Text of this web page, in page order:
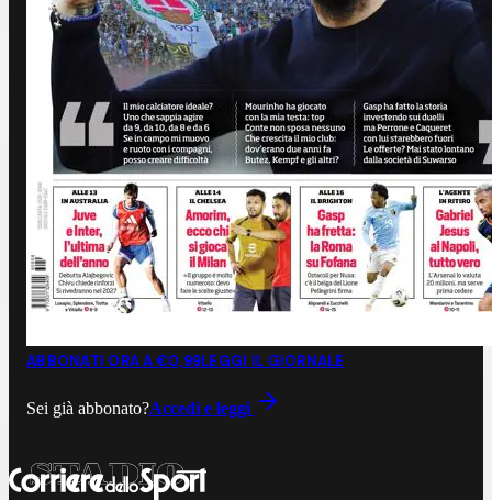
ABBONATI ORA A €0,99LEGGI IL GIORNALE
Sei già abbonato?Accedi e leggi